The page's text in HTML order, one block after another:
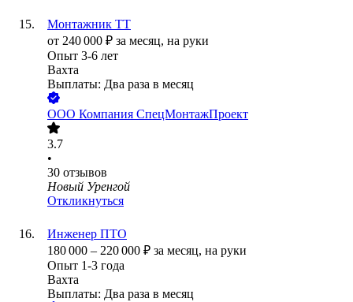
Монтажник ТТ
от 240 000 ₽ за месяц, на руки
Опыт 3-6 лет
Вахта
Выплаты: Два раза в месяц
ООО Компания СпецМонтажПроект
3.7
•
30 отзывов
Новый Уренгой
Откликнуться
Инженер ПТО
180 000 – 220 000 ₽ за месяц, на руки
Опыт 1-3 года
Вахта
Выплаты: Два раза в месяц